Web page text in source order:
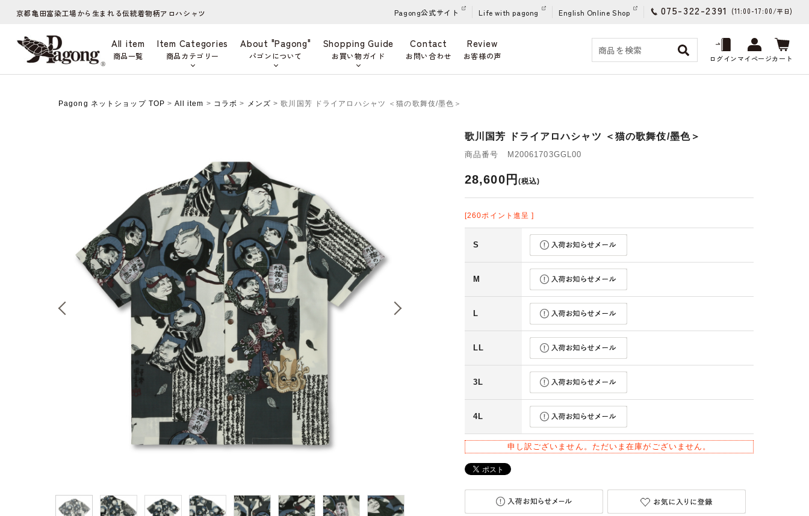
京都亀田富染工場から生まれる伝統着物柄アロハシャツ Pagong公式サイト Life with pagong English Online Shop 075-322-2391 (11:00-17:00/平日)
All item
商品一覧
Item Categories
商品カテゴリー
About "Pagong"
パゴンについて
Shopping Guide
お買い物ガイド
Contact
お問い合わせ
Review
お客様の声 ログインマイページカート
Pagong ネットショップ TOP > All item > コラボ > メンズ > 歌川国芳 ドライアロハシャツ ＜猫の歌舞伎/墨色＞
歌川国芳 ドライアロハシャツ ＜猫の歌舞伎/墨色＞
商品番号 M20061703GGL00
28,600円 (税込)
[260ポイント進呈 ]
S
M
L
LL
3L
4L
申し訳ございません。ただいま在庫がございません。